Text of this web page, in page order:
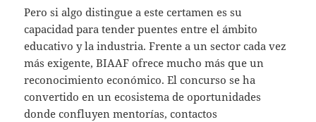
Pero si algo distingue a este certamen es su
capacidad para tender puentes entre el ámbito
educativo y la industria. Frente a un sector cada vez
más exigente, BIAAF ofrece mucho más que un
reconocimiento económico. El concurso se ha
convertido en un ecosistema de oportunidades
donde confluyen mentorías, contactos